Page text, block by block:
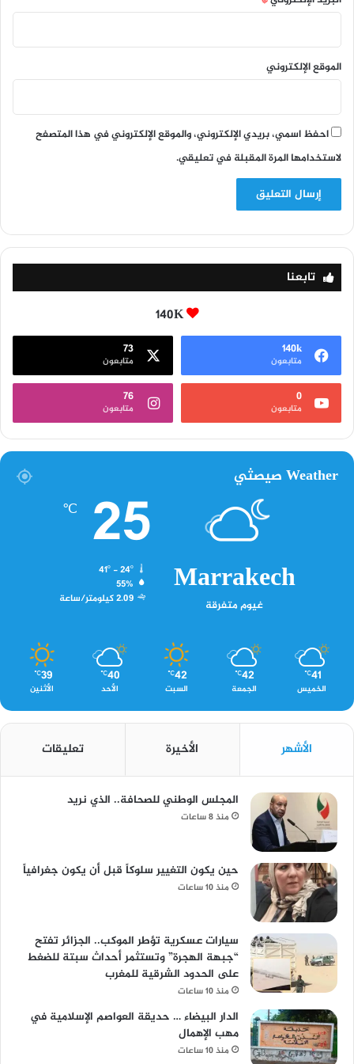
الموقع الإلكتروني
احفظ اسمي، بريدي الإلكتروني، والموقع الإلكتروني في هذا المتصفح
لاستخدامها المرة المقبلة في تعليقي.
تابعنا
140K
140k
متابعون
73
متابعون
0
متابعون
76
متابعون
Weather صيصثي
Marrakech
غيوم متفرقة
25
℃
41º - 24º
55%
2.09 كيلومتر/ساعة
41
℃
الخميس
42
℃
الجمعة
42
℃
السبت
40
℃
الأحد
39
℃
الأثنين
الأشهر الأخيرة تعليقات
المجلس الوطني للصحافة.. الذي نريد
منذ 8 ساعات
حين يكون التغيير سلوكاً قبل أن يكون جغرافياً
منذ 10 ساعات
سيارات عسكرية تؤطر الموكب.. الجزائر تفتح
“جبهة الهجرة” وتستثمر أحداث سبتة للضغط
على الحدود الشرقية للمغرب
منذ 10 ساعات
الدار البيضاء … حديقة العواصم الإسلامية في
مهب الإهمال
منذ 10 ساعات